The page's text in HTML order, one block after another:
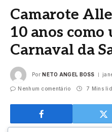
Camarote
10 anos como
Carnaval da
Por NETO ANGEL BOSS
Nenhum comentário 7 Mins